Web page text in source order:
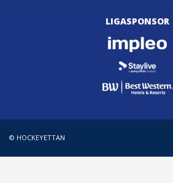
LIGASPONSOR
© HOCKEYETTAN